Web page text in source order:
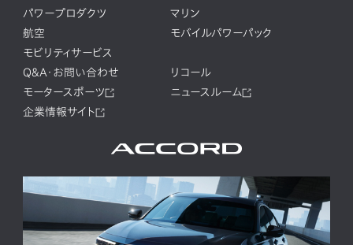
パワープロダクツ
マリン
航空
モバイルパワーパック
モビリティサービス
Q&A・お問い合わせ
リコール
モータースポーツ
ニュースルーム
企業情報サイト